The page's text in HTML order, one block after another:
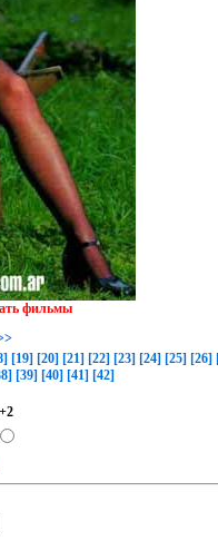
фильмы
[19] [20] [21] [22] [23] [24] [25] [26]
[39] [40] [41] [42]
+2